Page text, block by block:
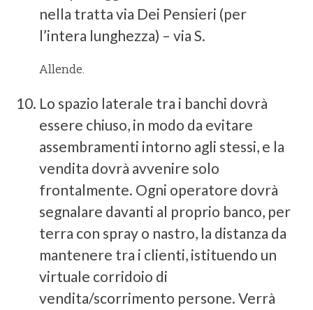
nella tratta via Dei Pensieri (per
l’intera lunghezza) – via S.
Allende.
Lo spazio laterale tra i banchi dovrà
essere chiuso, in modo da evitare
assembramenti intorno agli stessi, e la
vendita dovrà avvenire solo
frontalmente. Ogni operatore dovrà
segnalare davanti al proprio banco, per
terra con spray o nastro, la distanza da
mantenere tra i clienti, istituendo un
virtuale corridoio di
vendita/scorrimento persone. Verrà